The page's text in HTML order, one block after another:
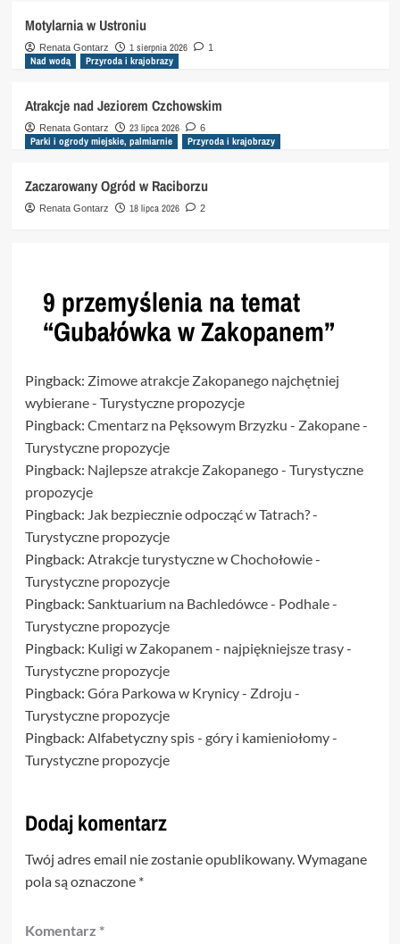
Motylarnia w Ustroniu
Renata Gontarz 1 sierpnia 2026 1
Nad wodą Przyroda i krajobrazy
Atrakcje nad Jeziorem Czchowskim
Renata Gontarz 23 lipca 2026 6
Parki i ogrody miejskie, palmiarnie Przyroda i krajobrazy
Zaczarowany Ogród w Raciborzu
Renata Gontarz 18 lipca 2026 2
9 przemyślenia na temat
“Gubałówka w Zakopanem”
Pingback: Zimowe atrakcje Zakopanego najchętniej
wybierane - Turystyczne propozycje
Pingback: Cmentarz na Pęksowym Brzyzku - Zakopane -
Turystyczne propozycje
Pingback: Najlepsze atrakcje Zakopanego - Turystyczne
propozycje
Pingback: Jak bezpiecznie odpocząć w Tatrach? -
Turystyczne propozycje
Pingback: Atrakcje turystyczne w Chochołowie -
Turystyczne propozycje
Pingback: Sanktuarium na Bachledówce - Podhale -
Turystyczne propozycje
Pingback: Kuligi w Zakopanem - najpiękniejsze trasy -
Turystyczne propozycje
Pingback: Góra Parkowa w Krynicy - Zdroju -
Turystyczne propozycje
Pingback: Alfabetyczny spis - góry i kamieniołomy -
Turystyczne propozycje
Dodaj komentarz
Twój adres email nie zostanie opublikowany. Wymagane
pola są oznaczone *
Komentarz *